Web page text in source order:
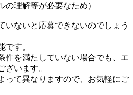
の理解等が必要なため）
ないと応募できないのでしょう
です。
件を満たしていない場合でも、エ
ざいます。
って異なりますので、お気軽にご